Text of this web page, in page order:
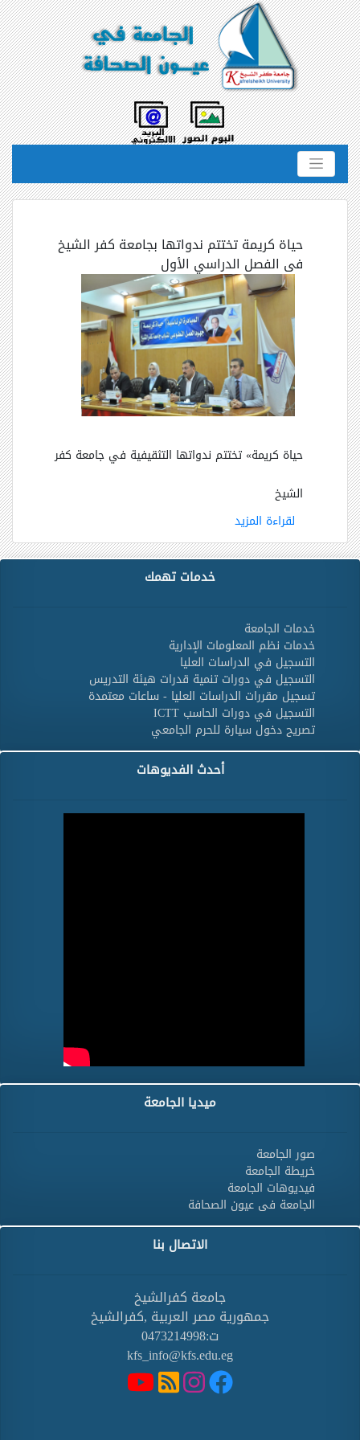
حياة كريمة تختتم ندواتها بجامعة كفر الشيخ
فى الفصل الدراسي الأول
حياة كريمة»تختتم ندواتها التثقيفية في جامعة كفر
الشيخ
لقراءة المزيد
خدمات تهمك
خدمات الجامعة
خدمات نظم المعلومات الإدارية
التسجيل في الدراسات العليا
التسجيل في دورات تنمية قدرات هيئة التدريس
تسجيل مقررات الدراسات العليا - ساعات معتمدة
التسجيل في دورات الحاسب ICTT
تصريح دخول سيارة للحرم الجامعي
أحدث الفديوهات
ميديا الجامعة
صور الجامعة
خريطة الجامعة
فيديوهات الجامعة
الجامعة فى عيون الصحافة
الاتصال بنا
جامعة كفرالشيخ
جمهورية مصر العربية ,كفرالشيخ
ت:0473214998
kfs_info@kfs.edu.eg